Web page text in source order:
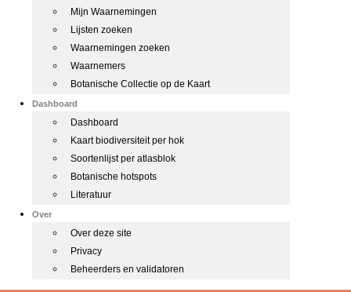
Mijn Waarnemingen
Lijsten zoeken
Waarnemingen zoeken
Waarnemers
Botanische Collectie op de Kaart
Dashboard
Dashboard
Kaart biodiversiteit per hok
Soortenlijst per atlasblok
Botanische hotspots
Literatuur
Over
Over deze site
Privacy
Beheerders en validatoren